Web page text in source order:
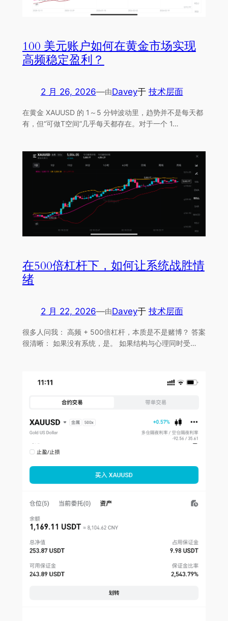
100 美元账户如何在黄金市场实现
高频稳定盈利？
2 月 26, 2026—由Davey于 技术层面
在黄金 XAUUSD 的 1～5 分钟波动里，趋势并不是每天都
有，但“可做T空间”几乎每天都存在。对于一个 1…
在500倍杠杆下，如何让系统战胜情
绪
2 月 22, 2026—由Davey于 技术层面
很多人问我： 高频 + 500倍杠杆，本质是不是赌博？ 答案
很清晰： 如果没有系统，是。 如果结构与心理同时受…